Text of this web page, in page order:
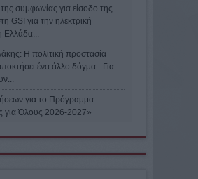
συμφωνίας για είσοδο της
GSI για την ηλεκτρική
Ελλάδα...
Η πολιτική προστασία
ένα άλλο δόγμα - Για
για το Πρόγραμμα
για Όλους 2026-2027»
ΦΥΣΙΚΟΝ